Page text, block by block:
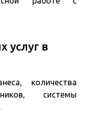
услуг в
количества
системы